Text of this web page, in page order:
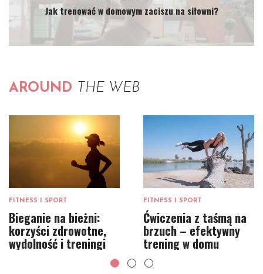
Jak trenować w domowym zaciszu na siłowni?
AROUND THE WEB
FITNESS I SPORT
Bieganie na bieżni:
korzyści zdrowotne,
wydolność i treningi
FITNESS I SPORT
Ćwiczenia z taśmą na
brzuch – efektywny
trening w domu